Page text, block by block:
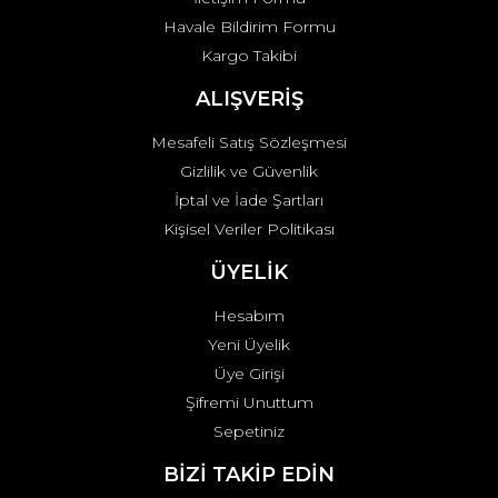
Gönder
Havale Bildirim Formu
Kargo Takibi
ALIŞVERİŞ
Mesafeli Satış Sözleşmesi
Gizlilik ve Güvenlik
İptal ve İade Şartları
Kişisel Veriler Politikası
ÜYELİK
Hesabım
Yeni Üyelik
Üye Girişi
Şifremi Unuttum
Sepetiniz
BİZİ TAKİP EDİN